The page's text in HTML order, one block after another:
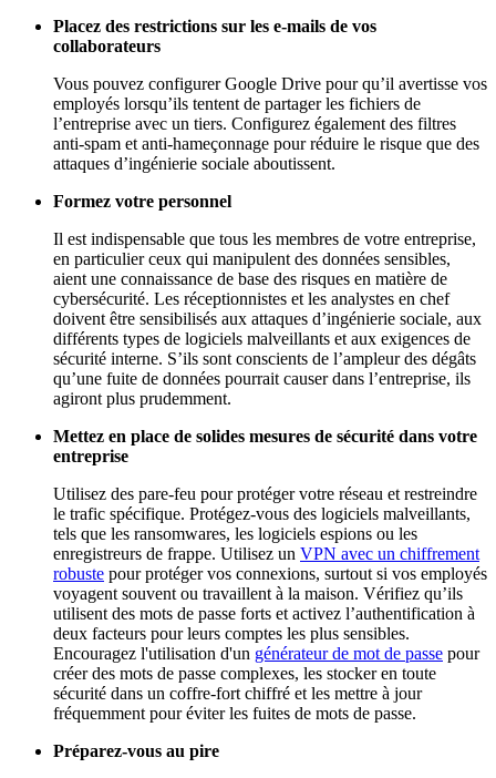
Placez des restrictions sur les e-mails de vos
collaborateurs
Vous pouvez configurer Google Drive pour qu’il avertisse vos
employés lorsqu’ils tentent de partager les fichiers de
l’entreprise avec un tiers. Configurez également des filtres
anti-spam et anti-hameçonnage pour réduire le risque que des
attaques d’ingénierie sociale aboutissent.
Formez votre personnel
Il est indispensable que tous les membres de votre entreprise,
en particulier ceux qui manipulent des données sensibles,
aient une connaissance de base des risques en matière de
cybersécurité. Les réceptionnistes et les analystes en chef
doivent être sensibilisés aux attaques d’ingénierie sociale, aux
différents types de logiciels malveillants et aux exigences de
sécurité interne. S’ils sont conscients de l’ampleur des dégâts
qu’une fuite de données pourrait causer dans l’entreprise, ils
agiront plus prudemment.
Mettez en place de solides mesures de sécurité dans votre
entreprise
Utilisez des pare-feu pour protéger votre réseau et restreindre
le trafic spécifique. Protégez-vous des logiciels malveillants,
tels que les ransomwares, les logiciels espions ou les
enregistreurs de frappe. Utilisez un VPN avec un chiffrement
robuste pour protéger vos connexions, surtout si vos employés
voyagent souvent ou travaillent à la maison. Vérifiez qu’ils
utilisent des mots de passe forts et activez l’authentification à
deux facteurs pour leurs comptes les plus sensibles.
Encouragez l'utilisation d'un générateur de mot de passe pour
créer des mots de passe complexes, les stocker en toute
sécurité dans un coffre-fort chiffré et les mettre à jour
fréquemment pour éviter les fuites de mots de passe.
Préparez-vous au pire